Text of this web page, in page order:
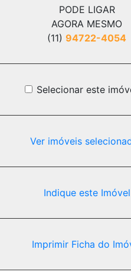
PODE LIGAR
AGORA MESMO
(11) 94722-4054
Selecionar este
Ver imóveis
Indique este Imóvel
Imprimir Ficha do